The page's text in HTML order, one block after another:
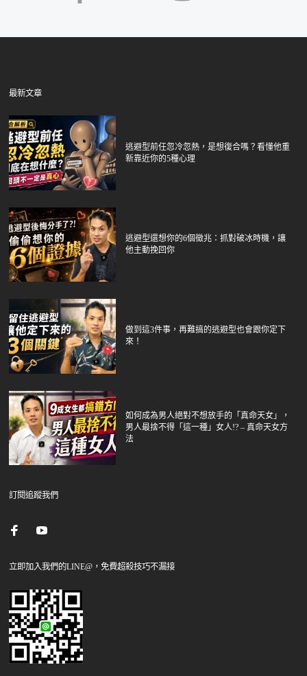
最新文章
逃避型前任忽冷忽熱，是想復合嗎？看懂他重
新靠近你的5種心理
逃避型還想你的6個徵兆：抓對破冰時機，讓
他主動挽回你
做到這3件事，再難搞的逃避型也會跟你定下
來！
如何成為男人絕對不想放手的「真命天女」，
男人最捨不得「這一種」女人!? – 真命天女方
法
訂閱追蹤我們
立即加入我們的LINE@，免費超殺技巧不漏接